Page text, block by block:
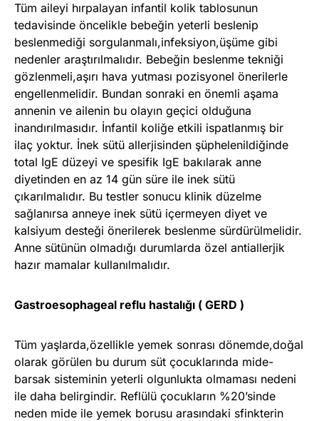
Tüm aileyi hırpalayan infantil kolik tablosunun
tedavisinde öncelikle bebeğin yeterli beslenip
beslenmediği sorgulanmalı,infeksiyon,üşüme gibi
nedenler araştırılmalıdır. Bebeğin beslenme tekniği
gözlenmeli,aşırı hava yutması pozisyonel önerilerle
engellenmelidir. Bundan sonraki en önemli aşama
annenin ve ailenin bu olayın geçici olduğuna
inandırılmasıdır. İnfantil koliğe etkili ispatlanmış bir
ilaç yoktur. İnek sütü allerjisinden şüphelenildiğinde
total IgE düzeyi ve spesifik IgE bakılarak anne
diyetinden en az 14 gün süre ile inek sütü
çıkarılmalıdır. Bu testler sonucu klinik düzelme
sağlanırsa anneye inek sütü içermeyen diyet ve
kalsiyum desteği önerilerek beslenme sürdürülmelidir.
Anne sütünün olmadığı durumlarda özel antiallerjik
hazır mamalar kullanılmalıdır.
Gastroesophageal reflu hastalığı ( GERD )
Tüm yaşlarda,özellikle yemek sonrası dönemde,doğal
olarak görülen bu durum süt çocuklarında mide-
barsak sisteminin yeterli olgunlukta olmaması nedeni
ile daha belirgindir. Reflülü çocukların %20’sinde
neden mide ile yemek borusu arasındaki sfinkterin